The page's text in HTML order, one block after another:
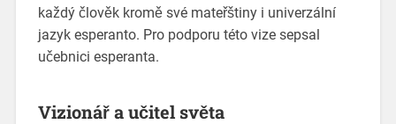
každý člověk kromě své mateřštiny i univerzální
jazyk esperanto. Pro podporu této vize sepsal
učebnici esperanta.
Vizionář a učitel světa